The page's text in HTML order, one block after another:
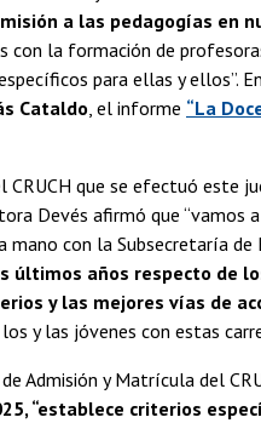
a las pedagogías en
con la formación de
para ellas y ellos”.
Cataldo , el informe “La
que se efectuó este
Devés afirmó que “vamos
mano con la Subsecretaría de
últimos años respecto de
y las mejores vías de
y las jóvenes con estas
Admisión y Matrícula del
“establece criterios